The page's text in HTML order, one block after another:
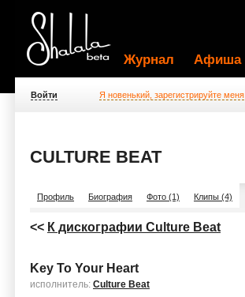
Журнал Афиша
Войти Я новенький, зарегистрируйте меня
CULTURE BEAT
Профиль Биография Фото (1) Клипы (4)
<< К дискографии Culture Beat
Key To Your Heart
исполнитель: Culture Beat